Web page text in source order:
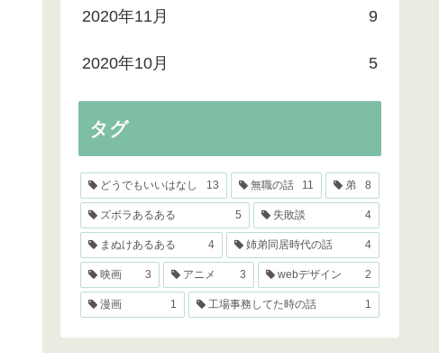
2020年11月 9
2020年10月 5
タグ
どうでもいいはなし 13 無職の話 11 弟 8
ズボラあるある 5 失敗談 4
まぬけあるある 4 姉弟同居時代の話 4
映画 3 アニメ 3 webデザイン 2
漫画 1 工場事務してた時の話 1